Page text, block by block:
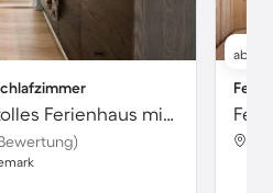
Voll ausgestattetes tolles Ferienhaus mit Grill, Sauna und Whirlpool | Haustierfreundlich
ab